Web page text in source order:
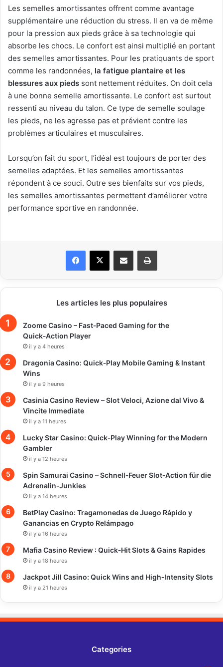
Les semelles amortissantes offrent comme avantage
supplémentaire une réduction du stress. Il en va de même
pour la pression aux pieds grâce à sa technologie qui
absorbe les chocs. Le confort est ainsi multiplié en portant
des semelles amortissantes. Pour les pratiquants de sport
comme les randonnées, la fatigue plantaire et les
blessures aux pieds sont nettement réduites. On doit cela
à une bonne semelle amortissante. Le confort est surtout
ressenti au niveau du talon. Ce type de semelle soulage
les pieds, ne les agresse pas et prévient contre les
problèmes articulaires et musculaires.
Lorsqu’on fait du sport, l’idéal est toujours de porter des
semelles adaptées. Et les semelles amortissantes
répondent à ce souci. Outre ses bienfaits sur vos pieds,
les semelles amortissantes permettent d’améliorer votre
performance sportive en randonnée.
Facebook
X Partager par email Imprimer
Les articles les plus populaires
Zoome Casino – Fast‑Paced Gaming for the
Quick‑Action Player
il y a 4 heures
Dragonia Casino: Quick‑Play Mobile Gaming & Instant
Wins
il y a 9 heures
Casinia Casino Review – Slot Veloci, Azione dal Vivo &
Vincite Immediate
il y a 11 heures
Lucky Star Casino: Quick‑Play Winning for the Modern
Gambler
il y a 12 heures
Spin Samurai Casino – Schnell‑Feuer Slot‑Action für die
Adrenalin‑Junkies
il y a 14 heures
BetPlay Casino: Tragamonedas de Juego Rápido y
Ganancias en Crypto Relámpago
il y a 16 heures
Mafia Casino Review : Quick‑Hit Slots & Gains Rapides
il y a 18 heures
Jackpot Jill Casino: Quick Wins and High‑Intensity Slots
il y a 21 heures
Categories